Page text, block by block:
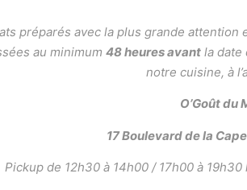
préparés avec la plus grande
au minimum 48 heures avantla date
notre cuisine, à
O’Goût du
17 Boulevard de la
Pickup de 12h30 à 14h00 / 17h00 à